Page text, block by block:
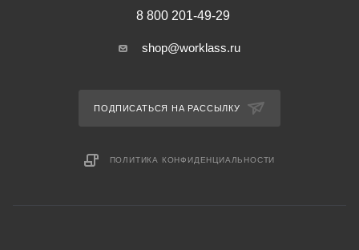
8 800 201-49-29
shop@worklass.ru
ПОДПИСАТЬСЯ НА РАССЫЛКУ
ПОЛИТИКА КОНФИДЕНЦИАЛЬНОСТИ